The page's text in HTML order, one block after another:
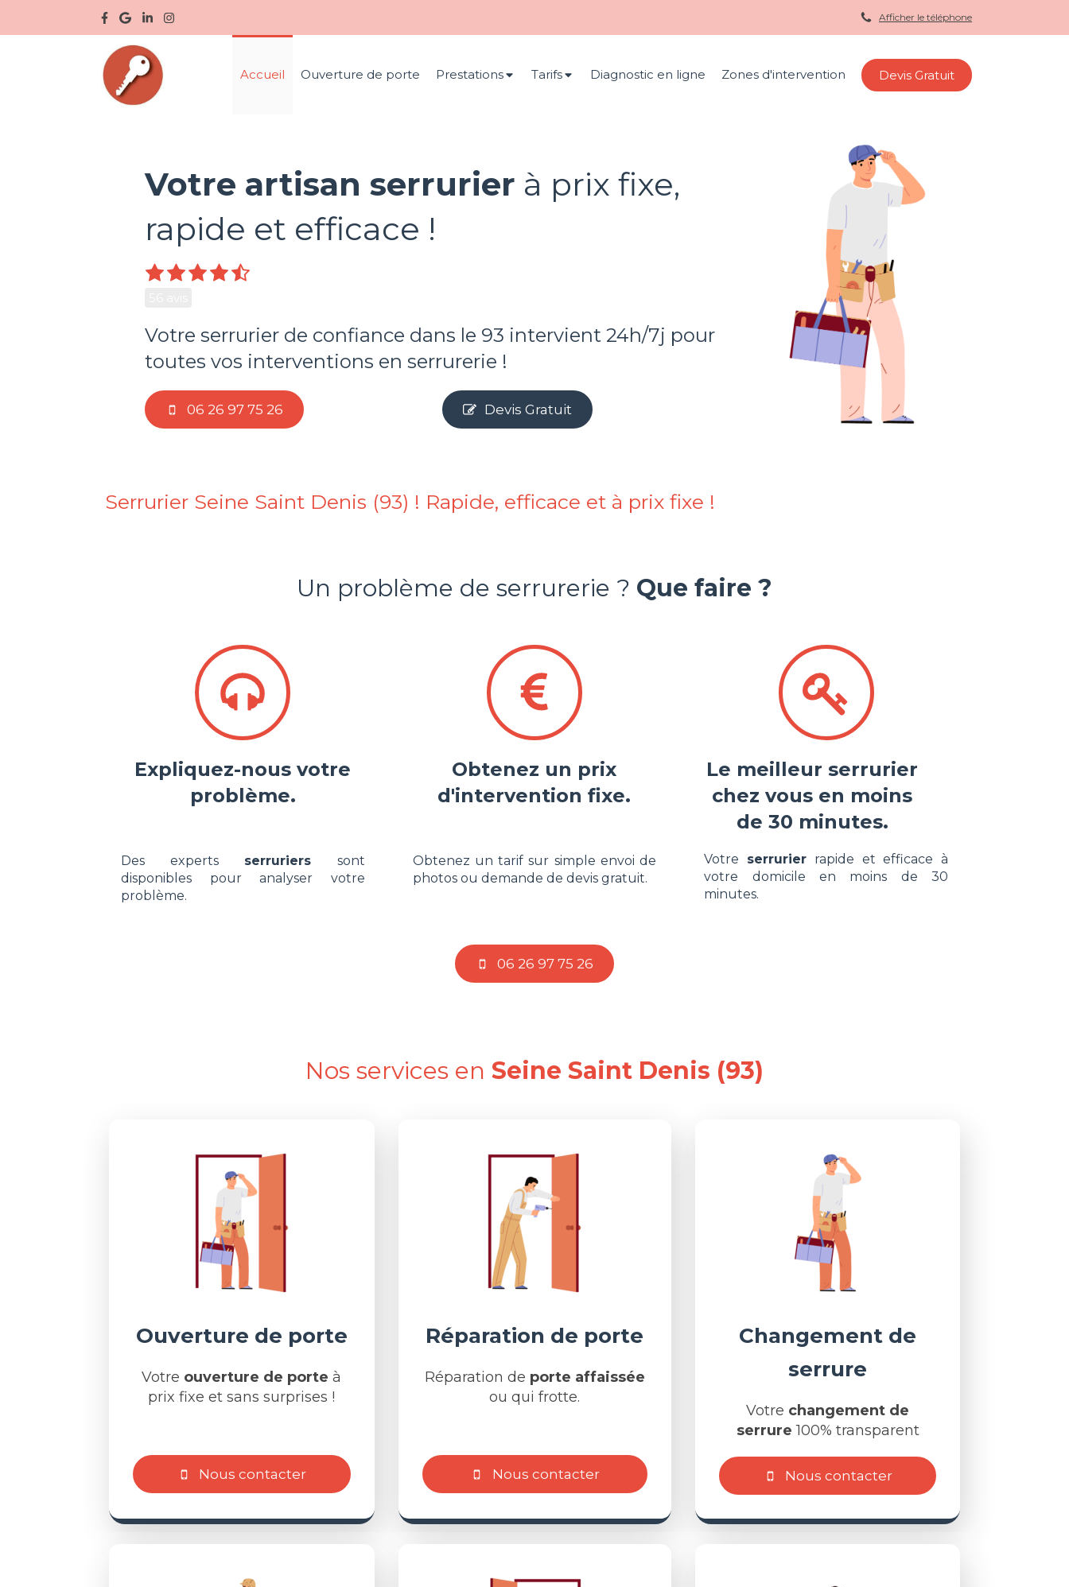
Afficher le téléphone
Accueil Ouverture de porte Prestations Tarifs Diagnostic en ligne Zones d'intervention Devis Gratuit
Votre artisan serrurier à prix fixe,
rapide et efficace !
Votre serrurier de confiance dans le 93 intervient 24h/7j pour
toutes vos interventions en serrurerie !
06 26 97 75 26 Devis Gratuit
Serrurier Seine Saint Denis (93) ! Rapide, efficace et à prix fixe !
Un problème de serrurerie ? Que faire ?
Expliquez-nous votre
problème.
Des experts serruriers sont
disponibles pour analyser votre
problème.
Obtenez un prix
d'intervention fixe.
Obtenez un tarif sur simple envoi de
photos ou demande de devis gratuit.
Le meilleur serrurier
chez vous en moins
de 30 minutes.
Votre serrurier rapide et efficace à
votre domicile en moins de 30
minutes.
06 26 97 75 26
Nos services en Seine Saint Denis (93)
Ouverture de porte
Votre ouverture de porte à
prix fixe et sans surprises !
Nous contacter
Réparation de porte
Réparation de porte affaissée
ou qui frotte.
Nous contacter
Changement de
serrure
Votre changement de
serrure 100% transparent
Nous contacter